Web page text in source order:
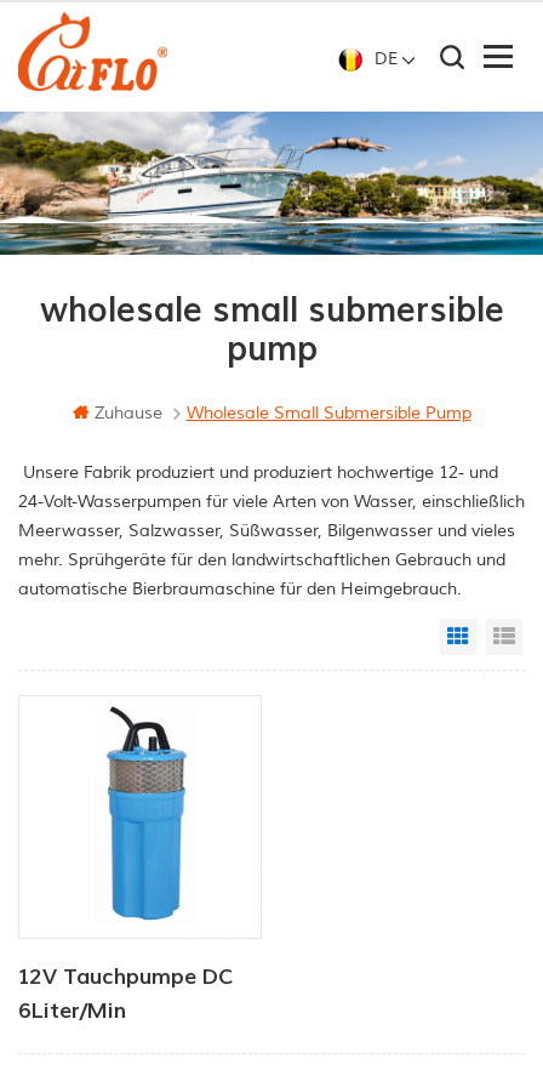
DE
wholesale small submersible
pump
Zuhause Wholesale Small Submersible Pump
Unsere Fabrik produziert und produziert hochwertige 12- und
24-Volt-Wasserpumpen für viele Arten von Wasser, einschließlich
Meerwasser, Salzwasser, Süßwasser, Bilgenwasser und vieles
mehr. Sprühgeräte für den landwirtschaftlichen Gebrauch und
automatische Bierbraumaschine für den Heimgebrauch.
Grid
12V Tauchpumpe DC
6Liter/Min